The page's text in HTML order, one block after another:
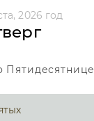
2026 год
Пятидесятнице